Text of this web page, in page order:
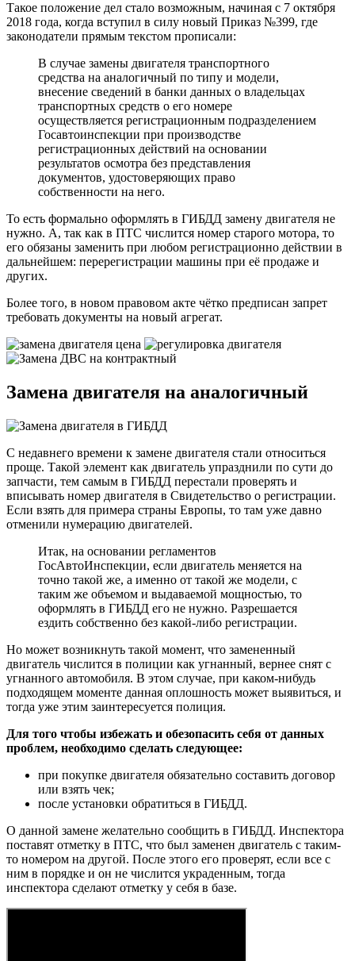
Такое положение дел стало возможным, начиная с 7 октября
2018 года, когда вступил в силу новый Приказ №399, где
законодатели прямым текстом прописали:
В случае замены двигателя транспортного
средства на аналогичный по типу и модели,
внесение сведений в банки данных о владельцах
транспортных средств о его номере
осуществляется регистрационным подразделением
Госавтоинспекции при производстве
регистрационных действий на основании
результатов осмотра без представления
документов, удостоверяющих право
собственности на него.
То есть формально оформлять в ГИБДД замену двигателя не
нужно. А, так как в ПТС числится номер старого мотора, то
его обязаны заменить при любом регистрационно действии в
дальнейшем: перерегистрации машины при её продаже и
других.
Более того, в новом правовом акте чётко предписан запрет
требовать документы на новый агрегат.
Замена двигателя на аналогичный
С недавнего времени к замене двигателя стали относиться
проще. Такой элемент как двигатель упразднили по сути до
запчасти, тем самым в ГИБДД перестали проверять и
вписывать номер двигателя в Свидетельство о регистрации.
Если взять для примера страны Европы, то там уже давно
отменили нумерацию двигателей.
Итак, на основании регламентов
ГосАвтоИнспекции, если двигатель меняется на
точно такой же, а именно от такой же модели, с
таким же объемом и выдаваемой мощностью, то
оформлять в ГИБДД его не нужно. Разрешается
ездить собственно без какой-либо регистрации.
Но может возникнуть такой момент, что замененный
двигатель числится в полиции как угнанный, вернее снят с
угнанного автомобиля. В этом случае, при каком-нибудь
подходящем моменте данная оплошность может выявиться, и
тогда уже этим заинтересуется полиция.
Для того чтобы избежать и обезопасить себя от данных
проблем, необходимо сделать следующее:
при покупке двигателя обязательно составить договор
или взять чек;
после установки обратиться в ГИБДД.
О данной замене желательно сообщить в ГИБДД. Инспектора
поставят отметку в ПТС, что был заменен двигатель с таким-
то номером на другой. После этого его проверят, если все с
ним в порядке и он не числится украденным, тогда
инспектора сделают отметку у себя в базе.